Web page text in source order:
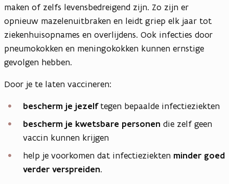
maken of zelfs levensbedreigend zijn. Zo zijn er
opnieuw mazelenuitbraken en leidt griep elk jaar tot
ziekenhuisopnames en overlijdens. Ook infecties door
pneumokokken en meningokokken kunnen ernstige
gevolgen hebben.
Door je te laten vaccineren:
bescherm je jezelftegen bepaalde infectieziekten
bescherm je kwetsbare personen die zelf geen
vaccin kunnen krijgen
help je voorkomen dat infectieziekten minder goed
verder verspreiden.